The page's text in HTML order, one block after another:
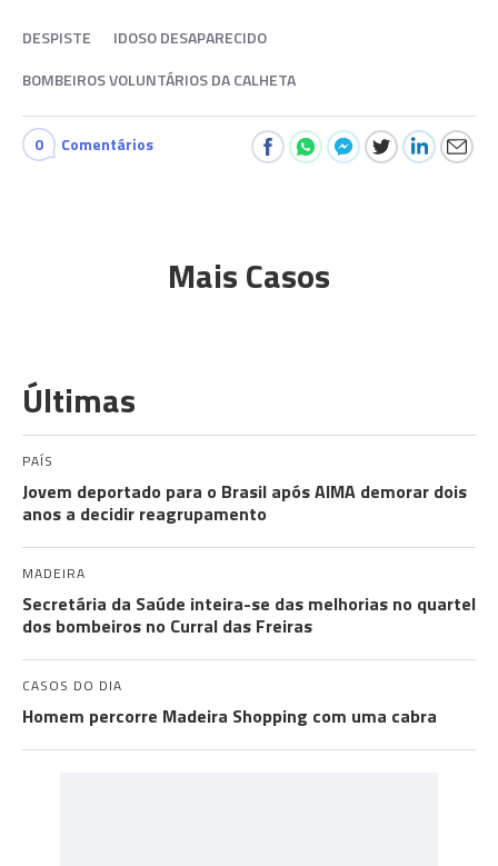
DESPISTE
IDOSO DESAPARECIDO
BOMBEIROS VOLUNTÁRIOS DA CALHETA
0 Comentários
Mais Casos
Últimas
PAÍS
Jovem deportado para o Brasil após AIMA demorar dois
anos a decidir reagrupamento
MADEIRA
Secretária da Saúde inteira-se das melhorias no quartel
dos bombeiros no Curral das Freiras
CASOS DO DIA
Homem percorre Madeira Shopping com uma cabra